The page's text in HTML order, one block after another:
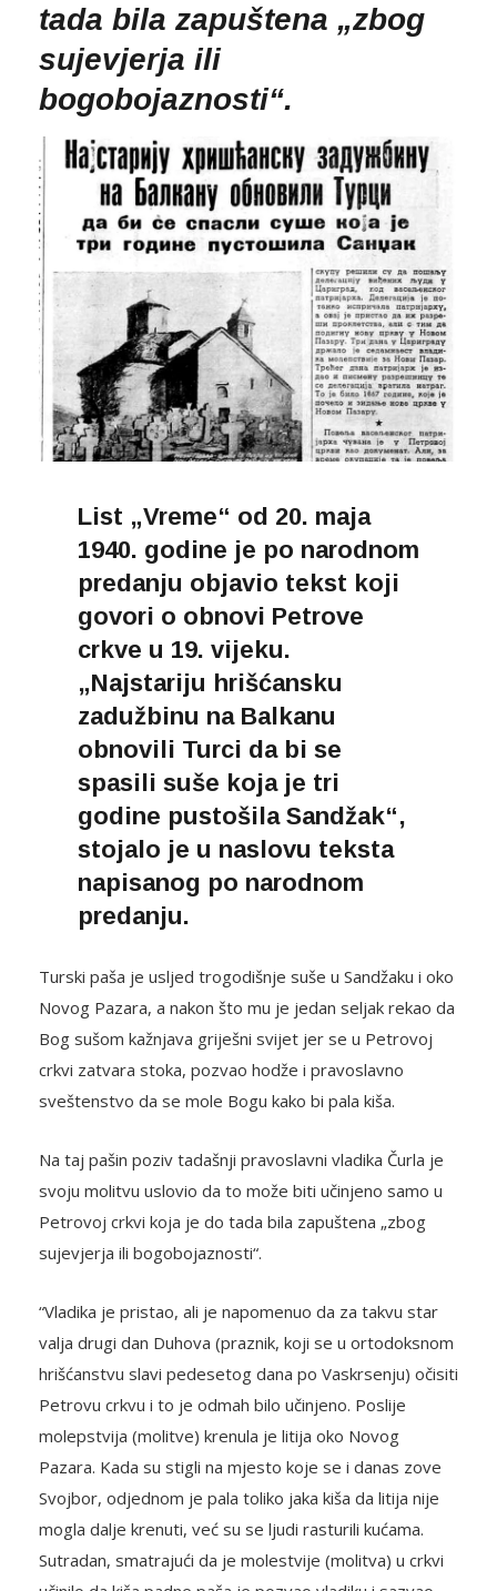
tada bila zapuštena „zbog
sujevjerja ili
bogobojaznosti“.
List „Vreme“ od 20. maja
1940. godine je po narodnom
predanju objavio tekst koji
govori o obnovi Petrove
crkve u 19. vijeku.
„Najstariju hrišćansku
zadužbinu na Balkanu
obnovili Turci da bi se
spasili suše koja je tri
godine pustošila Sandžak“,
stojalo je u naslovu teksta
napisanog po narodnom
predanju.
Turski paša je usljed trogodišnje suše u Sandžaku i oko
Novog Pazara, a nakon što mu je jedan seljak rekao da
Bog sušom kažnjava griješni svijet jer se u Petrovoj
crkvi zatvara stoka, pozvao hodže i pravoslavno
sveštenstvo da se mole Bogu kako bi pala kiša.
Na taj pašin poziv tadašnji pravoslavni vladika Čurla je
svoju molitvu uslovio da to može biti učinjeno samo u
Petrovoj crkvi koja je do tada bila zapuštena „zbog
sujevjerja ili bogobojaznosti“.
“Vladika je pristao, ali je napomenuo da za takvu star
valja drugi dan Duhova (praznik, koji se u ortodoksnom
hrišćanstvu slavi pedesetog dana po Vaskrsenju) očisiti
Petrovu crkvu i to je odmah bilo učinjeno. Poslije
molepstvija (molitve) krenula je litija oko Novog
Pazara. Kada su stigli na mjesto koje se i danas zove
Svojbor, odjednom je pala toliko jaka kiša da litija nije
mogla dalje krenuti, već su se ljudi rasturili kućama.
Sutradan, smatrajući da je molestvije (molitva) u crkvi